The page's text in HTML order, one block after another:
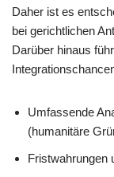
Daher ist es
bei gerichtlichen
Darüber hinaus
Umfassende
(humanitäre
Fristwahrungen